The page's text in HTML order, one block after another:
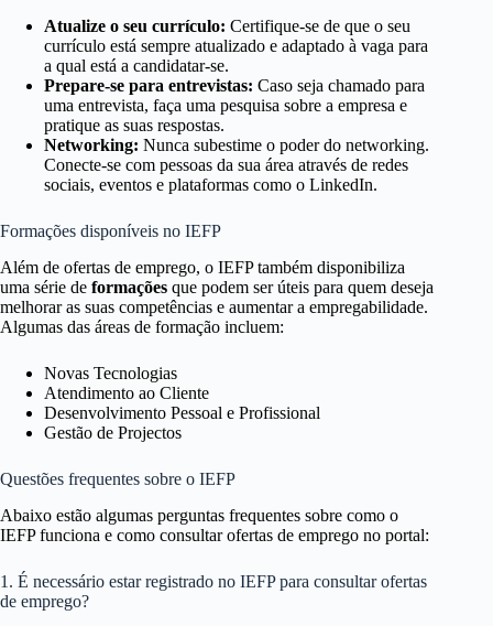
Atualize o seu currículo: Certifique-se de que o seu
currículo está sempre atualizado e adaptado à vaga para
a qual está a candidatar-se.
Prepare-se para entrevistas: Caso seja chamado para
uma entrevista, faça uma pesquisa sobre a empresa e
pratique as suas respostas.
Networking: Nunca subestime o poder do networking.
Conecte-se com pessoas da sua área através de redes
sociais, eventos e plataformas como o LinkedIn.
Formações disponíveis no IEFP
Além de ofertas de emprego, o IEFP também disponibiliza
uma série de formações que podem ser úteis para quem deseja
melhorar as suas competências e aumentar a empregabilidade.
Algumas das áreas de formação incluem:
Novas Tecnologias
Atendimento ao Cliente
Desenvolvimento Pessoal e Profissional
Gestão de Projectos
Questões frequentes sobre o IEFP
Abaixo estão algumas perguntas frequentes sobre como o
IEFP funciona e como consultar ofertas de emprego no portal:
1. É necessário estar registrado no IEFP para consultar ofertas
de emprego?